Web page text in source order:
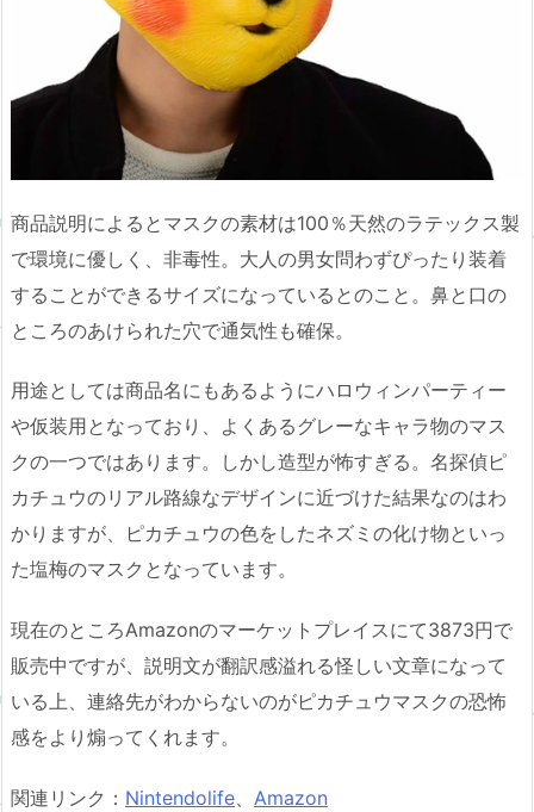
商品説明によるとマスクの素材は100％天然のラテックス製
で環境に優しく、非毒性。大人の男女問わずぴったり装着
することができるサイズになっているとのこと。鼻と口の
ところのあけられた穴で通気性も確保。
用途としては商品名にもあるようにハロウィンパーティー
や仮装用となっており、よくあるグレーなキャラ物のマス
クの一つではあります。しかし造型が怖すぎる。名探偵ピ
カチュウのリアル路線なデザインに近づけた結果なのはわ
かりますが、ピカチュウの色をしたネズミの化け物といっ
た塩梅のマスクとなっています。
現在のところAmazonのマーケットプレイスにて3873円で
販売中ですが、説明文が翻訳感溢れる怪しい文章になって
いる上、連絡先がわからないのがピカチュウマスクの恐怖
感をより煽ってくれます。
関連リンク： Nintendolife Amazon